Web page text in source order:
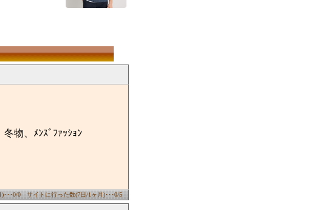
物、ﾒﾝｽﾞﾌｧｯｼｮﾝ
)･･･0/0 サイトに行った数(7日/1ヶ月)･･･0/5